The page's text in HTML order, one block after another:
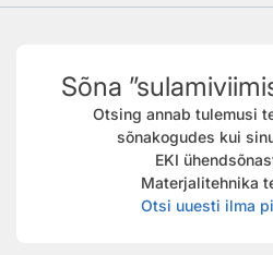
Sõna
Otsing annab tulemusi
sõnakogudes kui
EKI
Materjalitehnika
Otsi uuesti ilma